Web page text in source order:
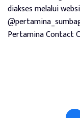
diakses melalui
Pertamina Contact